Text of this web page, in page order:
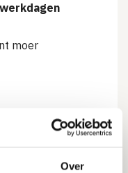
Over
moer